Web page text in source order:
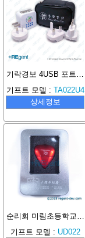
기락경보 4USB 포트 고속 충전 여행용 플러그
기프트 모델 :
TA022U4
상세정보
기프트 모델 : UD022